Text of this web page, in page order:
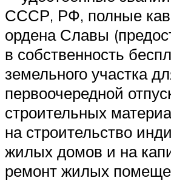
СССР, РФ, полные
ордена Славы
в собственность
земельного участка
первоочередной
строительных
на строительство
жилых домов и на
ремонт жилых